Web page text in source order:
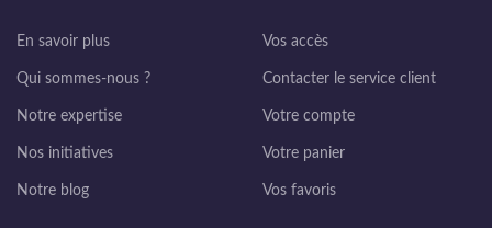
En savoir plus
Qui sommes-nous ?
Notre expertise
Nos initiatives
Notre blog
Vos accès
Contacter le service client
Votre compte
Votre panier
Vos favoris